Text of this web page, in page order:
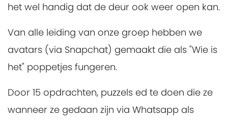
het wel handig dat de deur ook weer open kan.
Van alle leiding van onze groep hebben we
avatars (via Snapchat) gemaakt die als "Wie is
het" poppetjes fungeren.
Door 15 opdrachten, puzzels ed te doen die ze
wanneer ze gedaan zijn via Whatsapp als